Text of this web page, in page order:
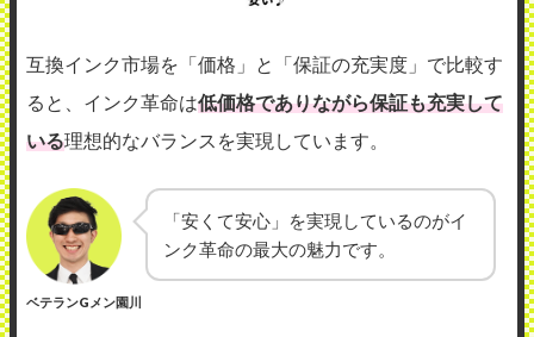
互換インク市場を「価格」と「保証の充実度」で比較す
ると、インク革命は低価格でありながら保証も充実して
いる理想的なバランスを実現しています。
ベテランGメン園川
「安くて安心」を実現しているのがイ
ンク革命の最大の魅力です。